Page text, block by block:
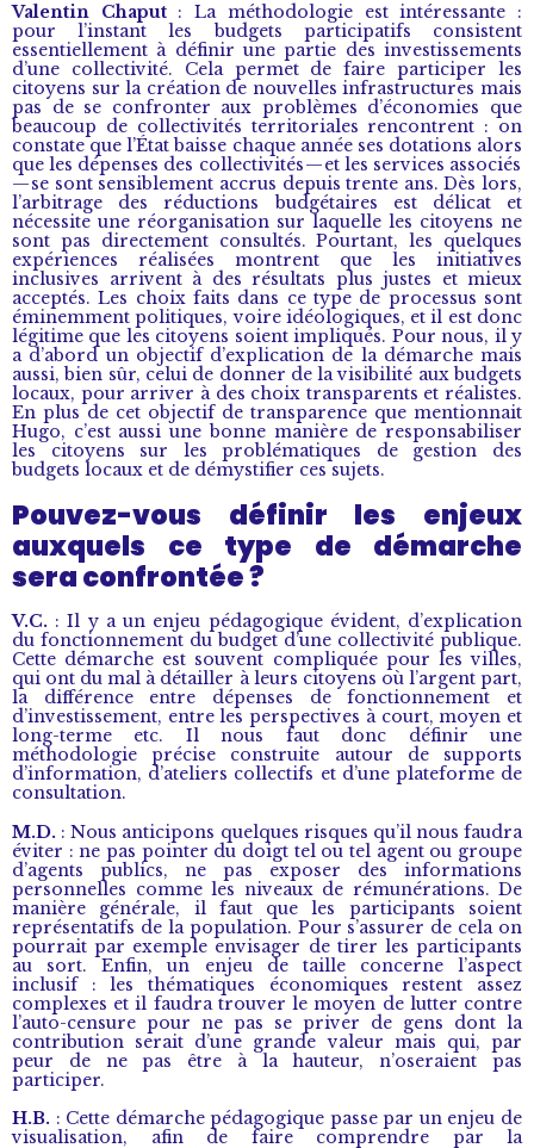
Valentin Chaput: La méthodologie est intéressante :
pour l’instant les budgets participatifs consistent
essentiellement à définir une partie des investissements
d’une collectivité. Cela permet de faire participer les
citoyens sur la création de nouvelles infrastructures mais
pas de se confronter aux problèmes d’économies que
beaucoup de collectivités territoriales rencontrent : on
constate que l’État baisse chaque année ses dotations alors
que les dépenses des collectivités — et les services associés
— se sont sensiblement accrus depuis trente ans. Dès lors,
l’arbitrage des réductions budgétaires est délicat et
nécessite une réorganisation sur laquelle les citoyens ne
sont pas directement consultés. Pourtant, les quelques
expériences réalisées montrent que les initiatives
inclusives arrivent à des résultats plus justes et mieux
acceptés. Les choix faits dans ce type de processus sont
éminemment politiques, voire idéologiques, et il est donc
légitime que les citoyens soient impliqués. Pour nous, il y
a d’abord un objectif d’explication de la démarche mais
aussi, bien sûr, celui de donner de la visibilité aux budgets
locaux, pour arriver à des choix transparents et réalistes.
En plus de cet objectif de transparence que mentionnait
Hugo, c’est aussi une bonne manière de responsabiliser
les citoyens sur les problématiques de gestion des
budgets locaux et de démystifier ces sujets.
Pouvez-vous définir les enjeux
auxquels ce type de démarche
sera confrontée ?
V.C. : Il y a un enjeu pédagogique évident, d’explication
du fonctionnement du budget d’une collectivité publique.
Cette démarche est souvent compliquée pour les villes,
qui ont du mal à détailler à leurs citoyens où l’argent part,
la différence entre dépenses de fonctionnement et
d’investissement, entre les perspectives à court, moyen et
long-terme etc. Il nous faut donc définir une
méthodologie précise construite autour de supports
d’information, d’ateliers collectifs et d’une plateforme de
consultation.
M.D. : Nous anticipons quelques risques qu’il nous faudra
éviter : ne pas pointer du doigt tel ou tel agent ou groupe
d’agents publics, ne pas exposer des informations
personnelles comme les niveaux de rémunérations. De
manière générale, il faut que les participants soient
représentatifs de la population. Pour s’assurer de cela on
pourrait par exemple envisager de tirer les participants
au sort. Enfin, un enjeu de taille concerne l’aspect
inclusif : les thématiques économiques restent assez
complexes et il faudra trouver le moyen de lutter contre
l’auto-censure pour ne pas se priver de gens dont la
contribution serait d’une grande valeur mais qui, par
peur de ne pas être à la hauteur, n’oseraient pas
participer.
H.B. : Cette démarche pédagogique passe par un enjeu de
visualisation, afin de faire comprendre par la